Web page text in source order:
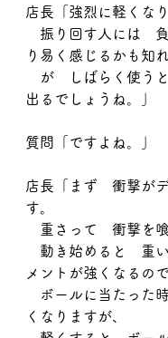
店長「強烈に軽くな
振り回す人には　
り易く感じるかも知
が　しばらく使う
出るでしょうね。」
質問「ですよね。」
店長「まず　衝撃が
す。
重さって　衝撃を
動き始めると　重
メントが強くなるので
ボールに当たった
くなりますが、